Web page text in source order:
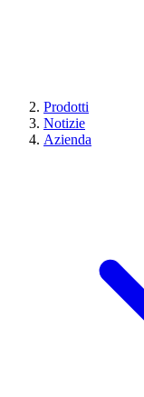
Prodotti
Notizie
Azienda